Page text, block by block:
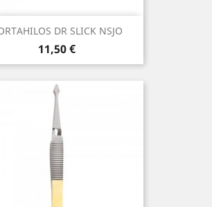
DR SLICK NSJO
Precio
11,50 €